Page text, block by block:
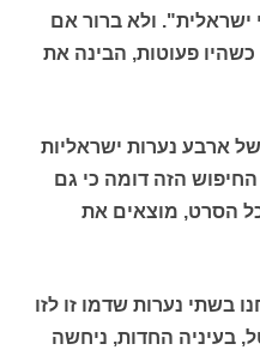
ישראלית". ולא ברור אם
פעוטות, הבינה את
ארבע נערות ישראליות
הזה דומה כי גם
הסרט, מוצאים את
בשתי נערות שדמו זו לזו
בעיניה החדות, ניחשה